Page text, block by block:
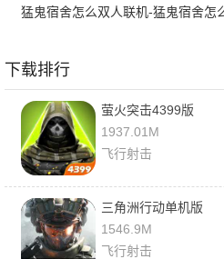
猛鬼宿舍怎么双人联机-猛鬼宿舍怎
下载排行
萤火突击4399版
1937.01M
飞行射击
三角洲行动单机版
1546.9M
飞行射击